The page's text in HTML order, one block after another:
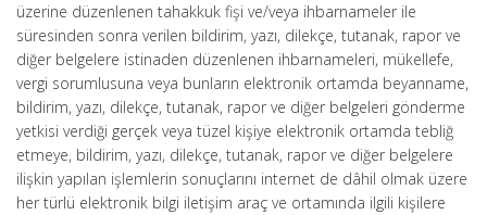
üzerine düzenlenen tahakkuk fişi ve/veya ihbarnameler ile
süresinden sonra verilen bildirim, yazı, dilekçe, tutanak, rapor ve
diğer belgelere istinaden düzenlenen ihbarnameleri, mükellefe,
vergi sorumlusuna veya bunların elektronik ortamda beyanname,
bildirim, yazı, dilekçe, tutanak, rapor ve diğer belgeleri gönderme
yetkisi verdiği gerçek veya tüzel kişiye elektronik ortamda tebliğ
etmeye, bildirim, yazı, dilekçe, tutanak, rapor ve diğer belgelere
ilişkin yapılan işlemlerin sonuçlarını internet de dâhil olmak üzere
her türlü elektronik bilgi iletişim araç ve ortamında ilgili kişilere